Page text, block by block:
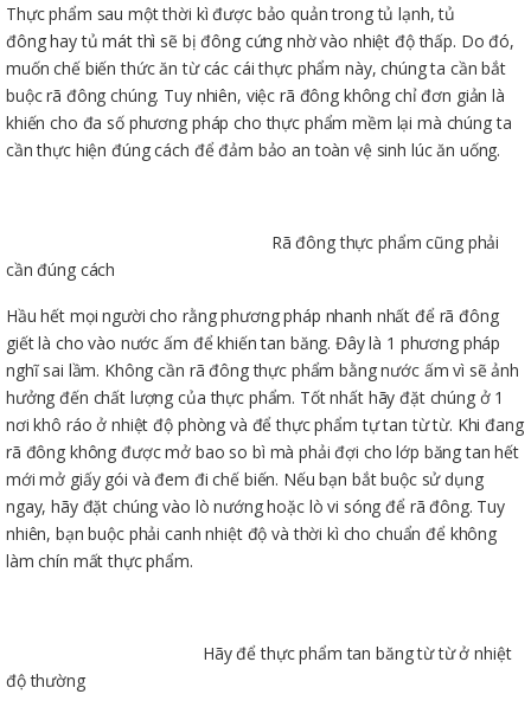
Thực phẩm sau một thời kì được bảo quản trong tủ lạnh, tủ
đông hay tủ mát thì sẽ bị đông cứng nhờ vào nhiệt độ thấp. Do đó,
muốn chế biến thức ăn từ các cái thực phẩm này, chúng ta cần bắt
buộc rã đông chúng. Tuy nhiên, việc rã đông không chỉ đơn giản là
khiến cho đa số phương pháp cho thực phẩm mềm lại mà chúng ta
cần thực hiện đúng cách để đảm bảo an toàn vệ sinh lúc ăn uống.
Rã đông thực phẩm cũng phải
cần đúng cách
Hầu hết mọi người cho rằng phương pháp nhanh nhất để rã đông
giết là cho vào nước ấm để khiến tan băng. Đây là 1 phương pháp
nghĩ sai lầm. Không cần rã đông thực phẩm bằng nước ấm vì sẽ ảnh
hưởng đến chất lượng của thực phẩm. Tốt nhất hãy đặt chúng ở 1
nơi khô ráo ở nhiệt độ phòng và để thực phẩm tự tan từ từ. Khi đang
rã đông không được mở bao so bì mà phải đợi cho lớp băng tan hết
mới mở giấy gói và đem đi chế biến. Nếu bạn bắt buộc sử dụng
ngay, hãy đặt chúng vào lò nướng hoặc lò vi sóng để rã đông. Tuy
nhiên, bạn buộc phải canh nhiệt độ và thời kì cho chuẩn để không
làm chín mất thực phẩm.
Hãy để thực phẩm tan băng từ từ ở nhiệt
độ thường